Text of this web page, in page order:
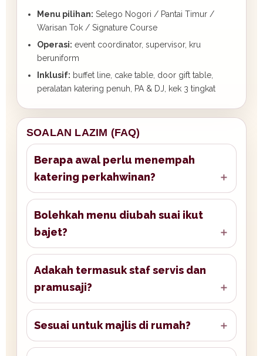
Menu pilihan: Selego Nogori / Pantai Timur /
Warisan Tok / Signature Course
Operasi: event coordinator, supervisor, kru
beruniform
Inklusif: buffet line, cake table, door gift table,
peralatan katering penuh, PA & DJ, kek 3 tingkat
SOALAN LAZIM (FAQ)
Berapa awal perlu menempah
katering perkahwinan?
Bolehkah menu diubah suai ikut
bajet?
Adakah termasuk staf servis dan
pramusaji?
Sesuai untuk majlis di rumah?